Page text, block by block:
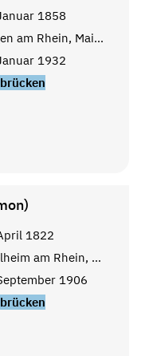
1858
Bingen am Rhein, Mainz
1932
1822
Ingelheim am Rhein, Mainz
1906